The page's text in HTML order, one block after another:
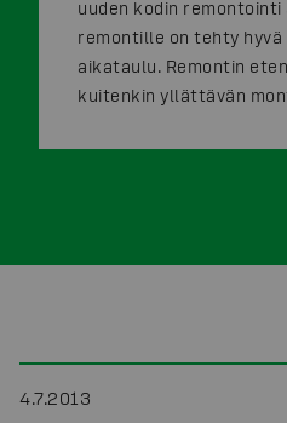
uuden kodin remontointi
remontille on tehty hyvä
aikataulu. Remontin
kuitenkin yllättävän
4.7.2013